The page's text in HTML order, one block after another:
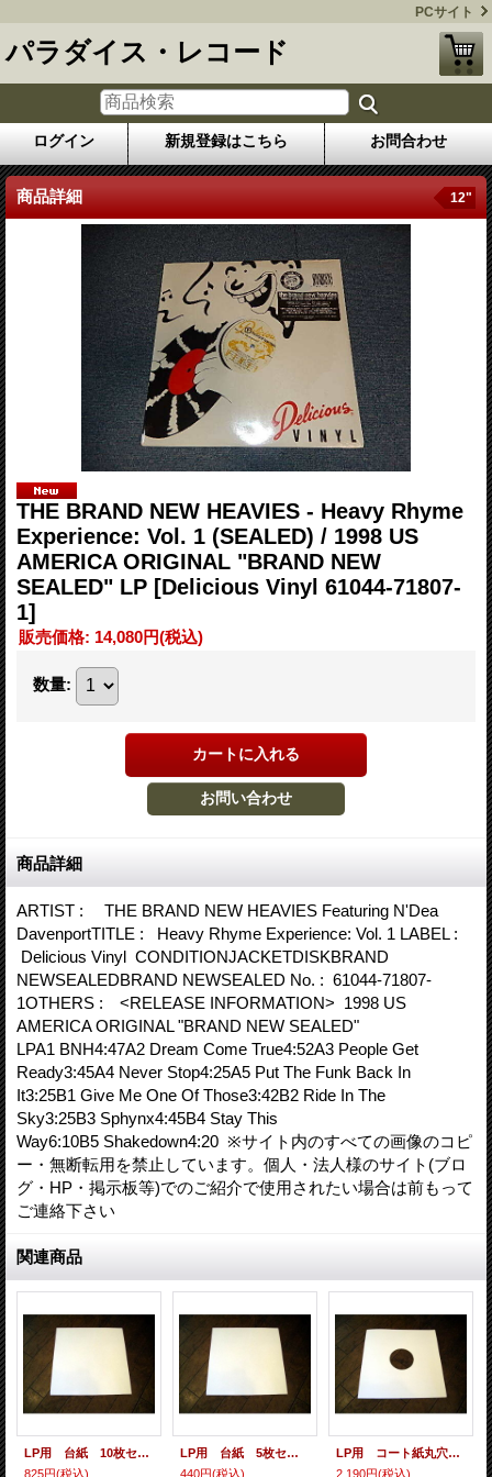
PCサイト
パラダイス・レコード
ログイン 新規登録はこちら お問合わせ
商品詳細 12"
THE BRAND NEW HEAVIES - Heavy Rhyme
Experience: Vol. 1 (SEALED) / 1998 US
AMERICA ORIGINAL "BRAND NEW
SEALED" LP [Delicious Vinyl 61044-71807-
1]
販売価格: 14,080円(税込)
数量:
商品詳細
ARTIST : THE BRAND NEW HEAVIES Featuring N'Dea
DavenportTITLE : Heavy Rhyme Experience: Vol. 1 LABEL :
Delicious Vinyl CONDITIONJACKETDISKBRAND
NEWSEALEDBRAND NEWSEALED No. : 61044-71807-
1OTHERS : <RELEASE INFORMATION> 1998 US
AMERICA ORIGINAL "BRAND NEW SEALED"
LPA1 BNH4:47A2 Dream Come True4:52A3 People Get
Ready3:45A4 Never Stop4:25A5 Put The Funk Back In
It3:25B1 Give Me One Of Those3:42B2 Ride In The
Sky3:25B3 Sphynx4:45B4 Stay This
Way6:10B5 Shakedown4:20 ※サイト内のすべての画像のコピ
ー・無断転用を禁止しています。個人・法人様のサイト(ブロ
グ・HP・掲示板等)でのご紹介で使用されたい場合は前もって
ご連絡下さい
関連商品
LP用 台紙 10枚セット
825円(税込)
LP用 台紙 5枚セット
440円(税込)
LP用 コート紙丸穴ジャケ 10枚セット
2,190円(税込)